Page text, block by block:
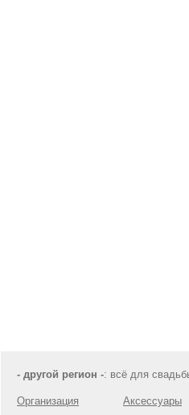
- другой регион -: всё для
Организация Аксессуары